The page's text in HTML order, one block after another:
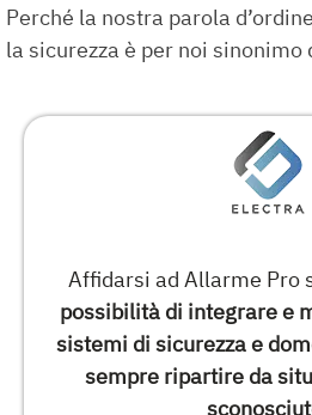
Perché la nostra parola
la sicurezza è per noi
Affidarsi ad Allarme Pro
possibilità di integrare e
sistemi di sicurezza e
sempre ripartire da